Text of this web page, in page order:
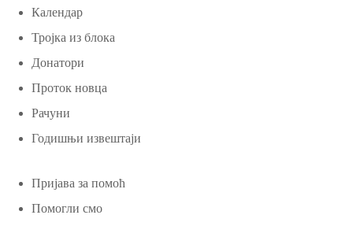
Календар
Тројка из блока
Донатори
Проток новца
Рачуни
Годишњи извештаји
Пријава за помоћ
Помогли смо